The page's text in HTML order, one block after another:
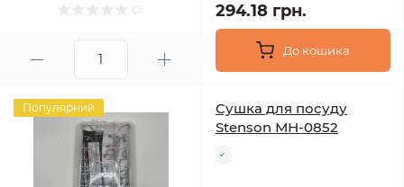
294.18 грн.
До кошика
Популярний
Сушка для посуду
Stenson МН-0852